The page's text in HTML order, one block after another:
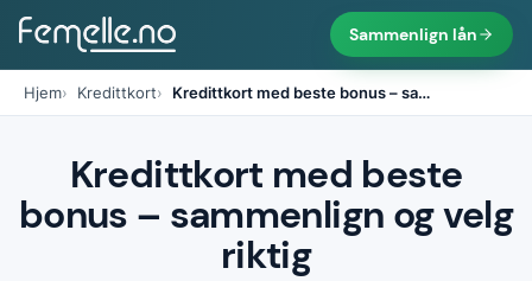
Sammenlign lån
Hjem Kredittkort Kredittkort med beste bonus – sa…
Kredittkort med beste
bonus – sammenlign og velg
riktig